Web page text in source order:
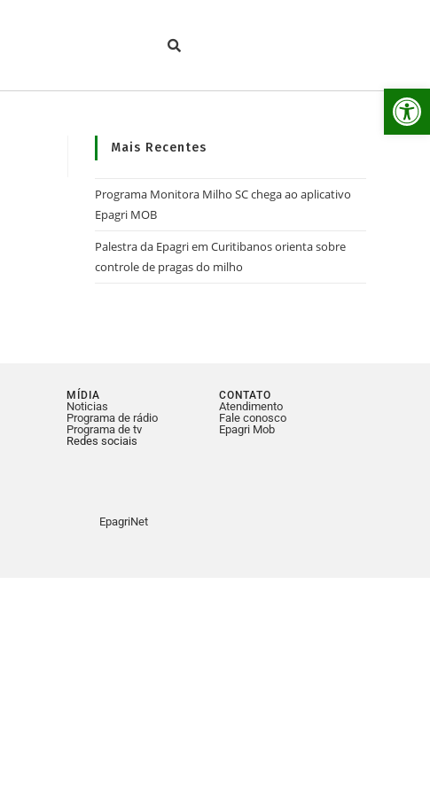
Mais Recentes
Programa Monitora Milho SC chega ao aplicativo
Epagri MOB
Palestra da Epagri em Curitibanos orienta sobre
controle de pragas do milho
MÍDIA
Noticias
Programa de rádio
Programa de tv
Redes sociais
CONTATO
Atendimento
Fale conosco
Epagri Mob
EpagriNet